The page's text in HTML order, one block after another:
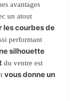
avantages
un atout
les courbes de
performant
silhouette
du ventre est
vous donne un